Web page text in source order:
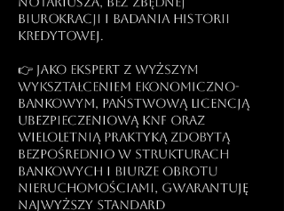
biurokracji i badania historii
kredytowej.
👉 Jako ekspert z wyższym
wykształceniem ekonomiczno-
bankowym, państwową licencją
ubezpieczeniową KNF oraz
wieloletnią praktyką zdobytą
bezpośrednio w strukturach
bankowych i biurze obrotu
nieruchomościami, gwarantuję
najwyższy standard